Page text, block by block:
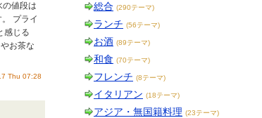
の値段は
プライ
感じる
お茶な
Thu 07:28
総合 (290テーマ)
ランチ (56テーマ)
お酒 (89テーマ)
和食 (70テーマ)
フレンチ (8テーマ)
イタリアン (18テーマ)
アジア・無国籍料理 (23テーマ)